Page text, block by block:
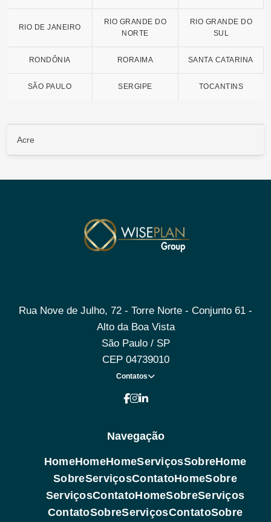
RIO DE JANEIRO
RIO GRANDE DO
NORTE
RIO GRANDE DO
SUL
RONDÔNIA RORAIMA SANTA CATARINA
SÃO PAULO SERGIPE TOCANTINS
Acre
Rua Nove de Julho, 72 - Torre Norte - Conjunto 61 -
Alto da Boa Vista
São Paulo / SP
CEP 04739010
Contatos
Navegação
HomeHomeHomeServiçosSobreHome
SobreServiçosContatoHomeSobre
ServiçosContatoHomeSobreServiços
ContatoSobreServiçosContatoSobre